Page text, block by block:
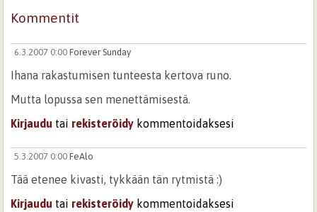
Kommentit
6.3.2007 0:00 Forever Sunday
Ihana rakastumisen tunteesta kertova runo.
Mutta lopussa sen menettämisestä.
Kirjaudu tai rekisteröidy kommentoidaksesi
5.3.2007 0:00 FeAlo
Tää etenee kivasti, tykkään tän rytmistä :)
Kirjaudu tai rekisteröidy kommentoidaksesi